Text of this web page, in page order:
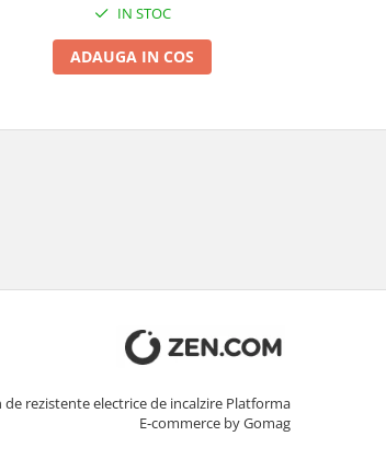
IN STOC
ADAUGA IN COS
de rezistente electrice de incalzire Platforma
E-commerce by Gomag